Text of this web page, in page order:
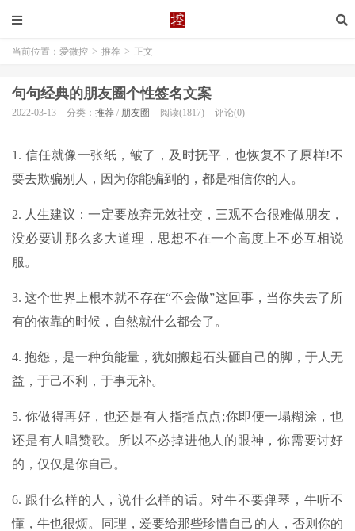
当前位置： 爱微控 > 推荐 > 正文
句句经典的朋友圈个性签名文案
2022-03-13 分类： 推荐 / 朋友圈 阅读(1817) 评论(0)
1. 信任就像一张纸，皱了，及时抚平，也恢复不了原样!不
要去欺骗别人，因为你能骗到的，都是相信你的人。
2. 人生建议：一定要放弃无效社交，三观不合很难做朋友，
没必要讲那么多大道理，思想不在一个高度上不必互相说
服。
3. 这个世界上根本就不存在“不会做”这回事，当你失去了所
有的依靠的时候，自然就什么都会了。
4. 抱怨，是一种负能量，犹如搬起石头砸自己的脚，于人无
益，于己不利，于事无补。
5. 你做得再好，也还是有人指指点点;你即便一塌糊涂，也
还是有人唱赞歌。所以不必掉进他人的眼神，你需要讨好
的，仅仅是你自己。
6. 跟什么样的人，说什么样的话。对牛不要弹琴，牛听不
懂，牛也很烦。同理，爱要给那些珍惜自己的人，否则你的